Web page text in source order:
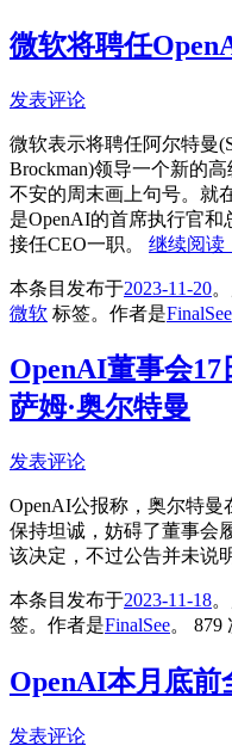
微软将聘任
发表评论
微软表示将聘任阿尔特曼
Brockman)领导一个新的
不安的周末画上句号。就
是OpenAI的首席执行官和
接任CEO一职。 继续阅读
本条目发布于2023-11-20
微软 标签。 作者是FinalSee
OpenAI董事会
萨姆·奥尔特曼
发表评论
OpenAI公报称，奥尔特
保持坦诚，妨碍了董事会
该决定，不过公告并未说
本条目发布于2023-11-18
签。 作者是FinalSee。 879
OpenAI本月底前
发表评论